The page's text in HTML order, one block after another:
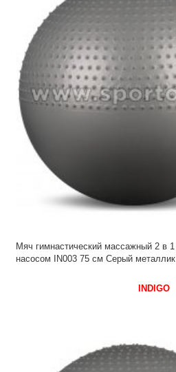
Мяч гимнастический массажный 2 в 1 INDIGO Anti-burst с
насосом IN003 75 см Серый металлик
INDIGO